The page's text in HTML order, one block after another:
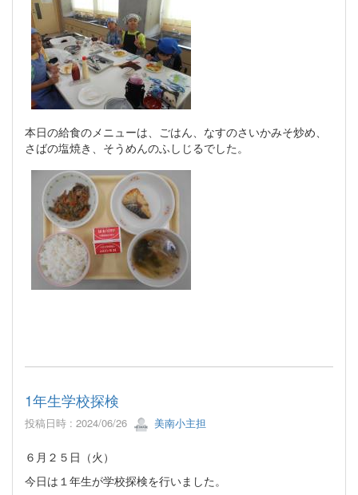
本日の給食のメニューは、ごはん、なすのさいかみそ炒め、
さばの塩焼き、そうめんのふしじるでした。
1年生学校探検
投稿日時 : 2024/06/26 美南小主担
６月２５日（火）
今日は１年生が学校探検を行いました。